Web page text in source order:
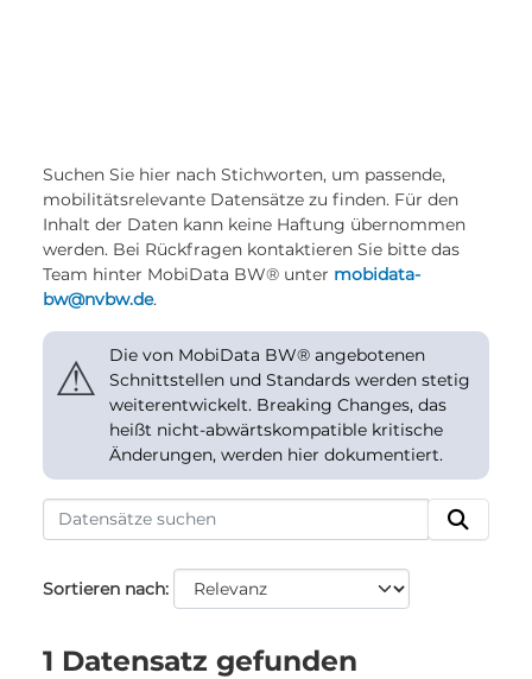
Suchen Sie hier nach Stichworten, um passende,
mobilitätsrelevante Datensätze zu finden. Für den
Inhalt der Daten kann keine Haftung übernommen
werden. Bei Rückfragen kontaktieren Sie bitte das
Team hinter MobiData BW® unter mobidata-
bw@nvbw.de.
⚠
Die von MobiData BW® angebotenen
Schnittstellen und Standards werden stetig
weiterentwickelt. Breaking Changes, das
heißt nicht-abwärtskompatible kritische
Änderungen, werden hier dokumentiert.
Sortieren nach
1 Datensatz gefunden